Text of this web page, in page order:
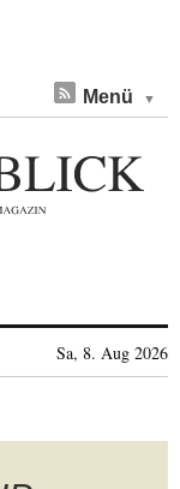
Menü
Sa, 8. Aug 2026